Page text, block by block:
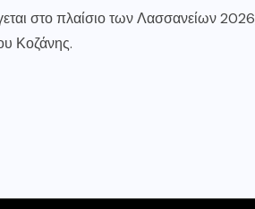
στο πλαίσιο των Λασσανείων
Κοζάνης.